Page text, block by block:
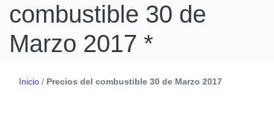
combustible 30 de
Marzo 2017 *
Inicio / Precios del combustible 30 de Marzo 2017